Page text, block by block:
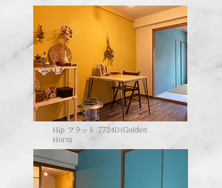
Hip フラット 7724D(Golden
Horn)